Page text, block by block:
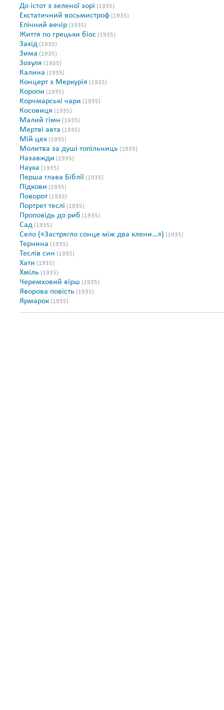
До істот з зеленої зорі (1935)
Екстатичний восьмистроф (1935)
Епічний вечір (1935)
Життя по грецьки біос (1935)
Захід (1935)
Зима (1935)
Зозуля (1935)
Калина (1935)
Концерт з Меркурія (1935)
Коропи (1935)
Корчмарські чари (1935)
Косовиця (1935)
Малий гімн (1935)
Мертві авта (1935)
Мій цех (1935)
Молитва за душі топільниць (1935)
Назавжди (1935)
Наука (1935)
Перша глава Біблії (1935)
Підкови (1935)
Поворот (1935)
Портрет теслі (1935)
Проповідь до риб (1935)
Сад (1935)
Село («Застрягло сонце між два клени…») (1935)
Тернина (1935)
Теслів син (1935)
Хати (1935)
Хміль (1935)
Черемховий вірш (1935)
Яворова повість (1935)
Ярмарок (1935)